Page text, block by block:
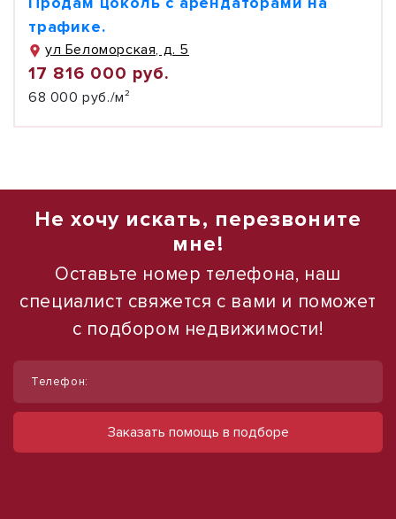
трафике.
ул Беломорская, д. 5
17 816 000 руб.
68 000 руб./м²
Не хочу искать, перезвоните
мне!
Оставьте номер телефона, наш
специалист свяжется с вами и поможет
с подбором недвижимости!
Телефон:
Заказать помощь в подборе